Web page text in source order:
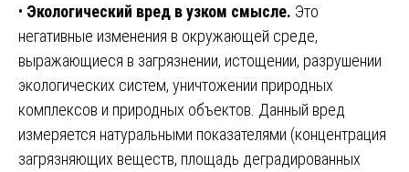
• Экологический вред в узком смысле. Это
негативные изменения в окружающей среде,
выражающиеся в загрязнении, истощении, разрушении
экологических систем, уничтожении природных
комплексов и природных объектов. Данный вред
измеряется натуральными показателями (концентрация
загрязняющих веществ, площадь деградированных